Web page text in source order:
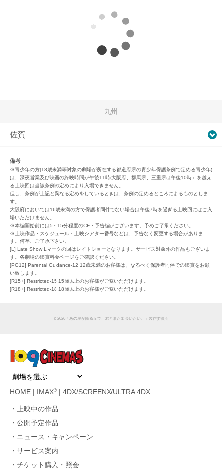
九州
佐賀
備考
※青少年の方(18歳未満等対象の劇場が所在する都道府県の青少年保護条例で定める青少年)
は、深夜営業及び映画の終映時間が午後11時(大阪府、群馬県、三重県は午後10時）を越え
る上映回は当該条例の定めにより入場できません。
但し、条例が上記と異なる定めをしているときは、条例の定めるところによるものとしま
す。
大阪府においては16歳未満の方で保護者同伴でない場合は午後7時を過ぎる上映回にはご入
場いただけません。
※本編開始前には5～15分程度のCF・予告編がございます。予めご了承ください。
※上映作品・スケジュール・上映シアター番号などは、予告なく変更する場合がありま
す。何卒、ご了承下さい。
[L] Late Show Lマークの回はレイトショーとなります。サービス対象外の作品もございま
す。各劇場の鑑賞料金ページをご確認ください。
[PG12] Parental Guidance-12 12歳未満のお客様は、なるべく保護者同伴での鑑賞をお願
い致します。
[R15+] Restricted-15 15歳以上のお客様がご覧いただけます。
[R18+] Restricted-18 18歳以上のお客様がご覧いただけます。
©︎ 2026「あの星が降る丘で、君とまた出会いたい。」製作委員会
HOME IMAX®| 4DX/SCREENX/ULTRA 4DX
上映中の作品
公開予定作品
ニュース・キャンペーン
サービス案内
チケット購入・照会